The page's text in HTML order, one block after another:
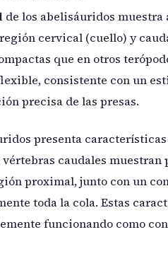
de los abelisáuridos
cervical (cuello) y
que en otros
consistente con un
precisa de las presas.
presenta
vértebras caudales
proximal, junto con un
toda la cola. Estas
funcionando como